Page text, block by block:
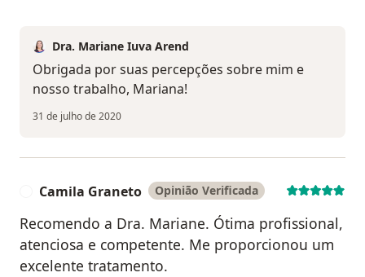
Dra. Mariane Iuva Arend
Obrigada por suas percepções sobre mim e
nosso trabalho, Mariana!
31 de julho de 2020
Camila Graneto Opinião Verificada
Recomendo a Dra. Mariane. Ótima profissional,
atenciosa e competente. Me proporcionou um
excelente tratamento.